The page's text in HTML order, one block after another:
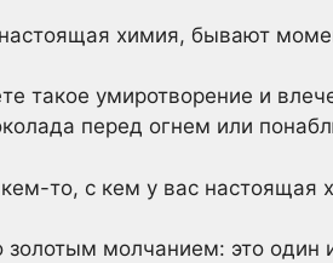
настоящая химия, бывают
такое умиротворение и
перед огнем или
то, с кем у вас
золотым молчанием: это один